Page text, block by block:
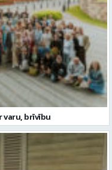
varu, brīvību